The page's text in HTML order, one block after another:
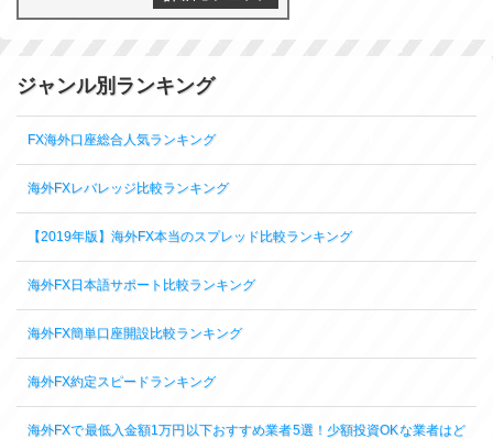
ジャンル別ランキング
FX海外口座総合人気ランキング
海外FXレバレッジ比較ランキング
【2019年版】海外FX本当のスプレッド比較ランキング
海外FX日本語サポート比較ランキング
海外FX簡単口座開設比較ランキング
海外FX約定スピードランキング
海外FXで最低入金額1万円以下おすすめ業者5選！少額投資OKな業者はど